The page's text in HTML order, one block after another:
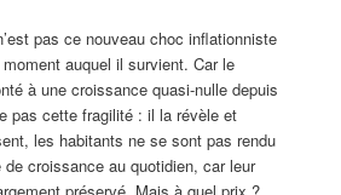
pas ce nouveau choc inflationniste
auquel il survient. Car le
à une croissance quasi-nulle depuis
pas cette fragilité : il la révèle et
les habitants ne se sont pas rendu
croissance au quotidien, car leur